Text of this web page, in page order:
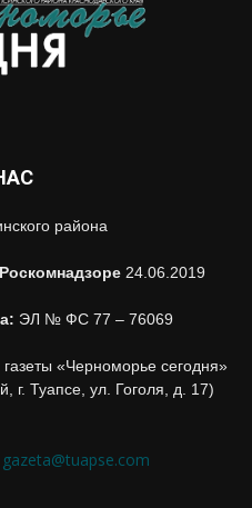
района
24.06.2019
ЭЛ № ФС 77 – 76069
«Черноморье сегодня»
г. Туапсе, ул. Гоголя, д. 17)
gazeta@tuapse.com